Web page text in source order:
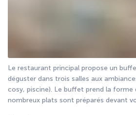
Le restaurant principal propose un
déguster dans trois salles aux
cosy, piscine). Le buffet prend la forme
nombreux plats sont préparés devant